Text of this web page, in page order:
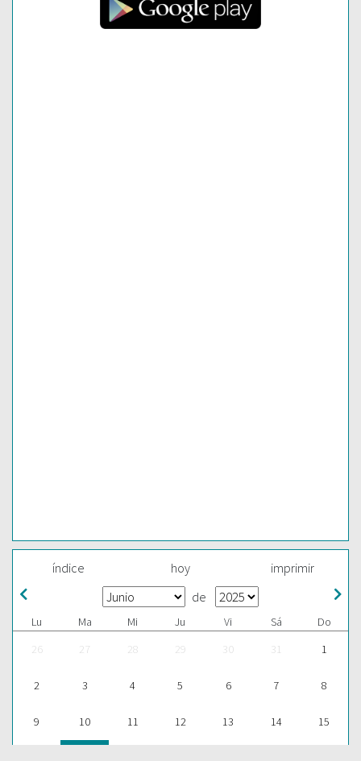
índice hoy imprimir
de
Lu Ma Mi Ju Vi Sá
Do
26
27 28 29 30 31 1
2 3 4 5 6 7 8
9 10 11 12 13 14 15